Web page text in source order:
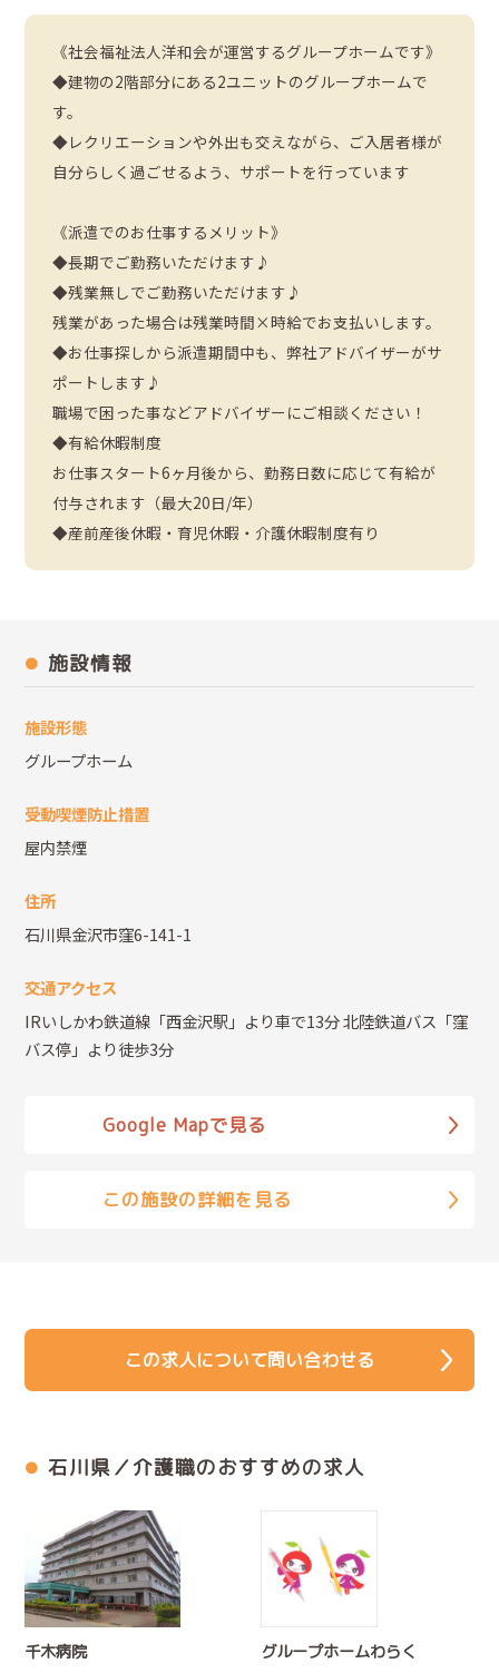
《社会福祉法人洋和会が運営するグループホームです》
◆建物の2階部分にある2ユニットのグループホームで
す。
◆レクリエーションや外出も交えながら、ご入居者様が
自分らしく過ごせるよう、サポートを行っています
《派遣でのお仕事するメリット》
◆長期でご勤務いただけます♪
◆残業無しでご勤務いただけます♪
残業があった場合は残業時間×時給でお支払いします。
◆お仕事探しから派遣期間中も、弊社アドバイザーがサ
ポートします♪
職場で困った事などアドバイザーにご相談ください！
◆有給休暇制度
お仕事スタート6ヶ月後から、勤務日数に応じて有給が
付与されます（最大20日/年）
◆産前産後休暇・育児休暇・介護休暇制度有り
施設情報
施設形態
グループホーム
受動喫煙防止措置
屋内禁煙
住所
石川県金沢市窪6-141-1
交通アクセス
IRいしかわ鉄道線「西金沢駅」より車で13分 北陸鉄道バス「窪
バス停」より徒歩3分
Google Mapで見る
この施設の詳細を見る
この求人について問い合わせる
石川県／介護職のおすすめの求人
千木病院 グループホームわらく